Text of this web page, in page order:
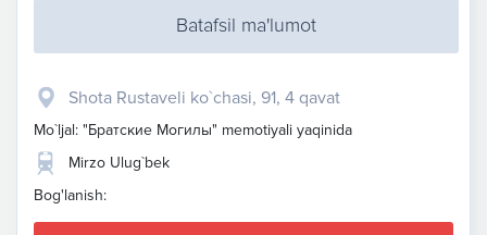
Batafsil ma'lumot
Shota Rustaveli ko`chasi, 91, 4 qavat
Mo`ljal: "Братские Могилы" memotiyali yaqinida
Mirzo Ulug`bek
Bog'lanish: